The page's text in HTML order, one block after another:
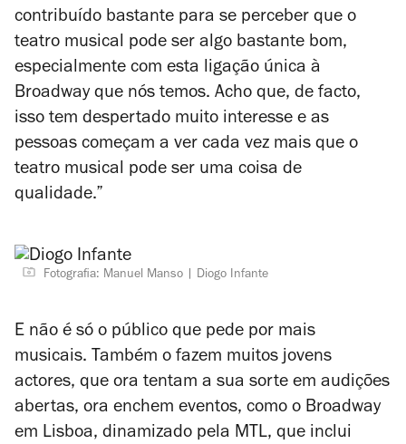
contribuído bastante para se perceber que o
teatro musical pode ser algo bastante bom,
especialmente com esta ligação única à
Broadway que nós temos. Acho que, de facto,
isso tem despertado muito interesse e as
pessoas começam a ver cada vez mais que o
teatro musical pode ser uma coisa de
qualidade.”
Fotografia: Manuel Manso Diogo Infante
E não é só o público que pede por mais
musicais. Também o fazem muitos jovens
actores, que ora tentam a sua sorte em audições
abertas, ora enchem eventos, como o Broadway
em Lisboa, dinamizado pela MTL, que inclui